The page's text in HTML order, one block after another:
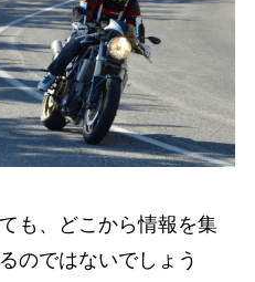
も、どこから情報を集
のではないでしょう